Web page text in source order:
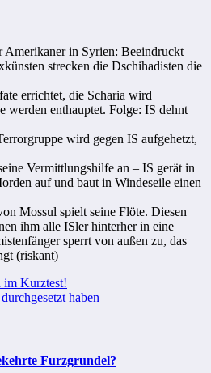
Amerikaner in Syrien: Beeindruckt
strecken die Dschihadisten die
errichtet, die Scharia wird
werden enthauptet. Folge: IS dehnt
wird gegen IS aufgehetzt,
Vermittlungshilfe an – IS gerät in
auf und baut in Windeseile einen
Mossul spielt seine Flöte. Diesen
ihm alle ISler hinterher in eine
sperrt von außen zu, das
(riskant)
im Kurztest!
haben
Furzgrundel?